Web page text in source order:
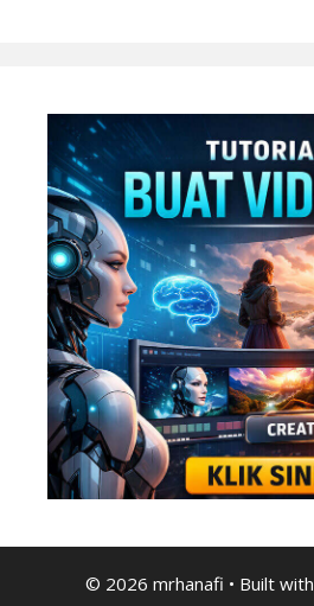
© 2026 mrhanafi • Built with